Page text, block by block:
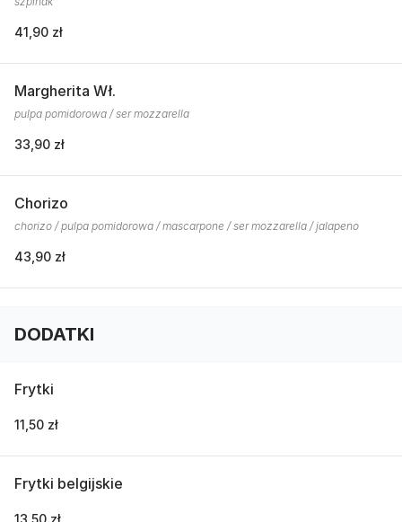
41,90 zł
Margherita Wł.
pulpa pomidorowa / ser mozzarella
33,90 zł
Chorizo
chorizo / pulpa pomidorowa / mascarpone / ser mozzarella / jalapeno
43,90 zł
DODATKI
Frytki
11,50 zł
Frytki belgijskie
13,50 zł